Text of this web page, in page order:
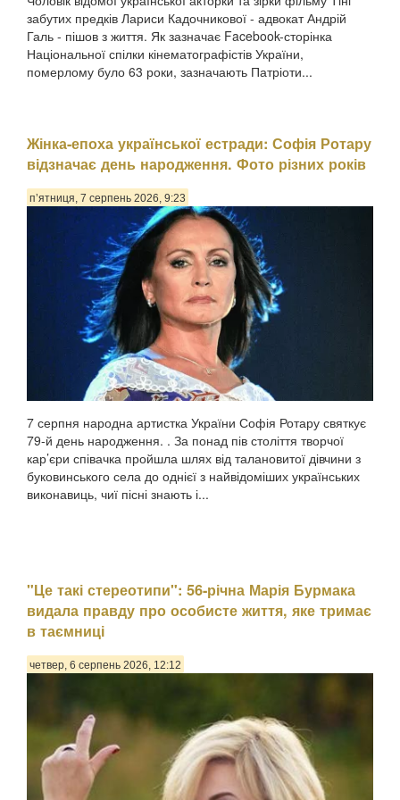
забутих предків Лариси Кадочникової - адвокат Андрій
Галь - пішов з життя. Як зазначає Facebook-сторінка
Національної спілки кінематографістів України,
померлому було 63 роки, зазначають Патріоти...
Жінка-епоха української естради: Софія Ротару
відзначає день народження. Фото різних років
п’ятниця, 7 серпень 2026, 9:23
7 серпня народна артистка України Софія Ротару святкує
79-й день народження. . За понад пів століття творчої
кар’єри співачка пройшла шлях від талановитої дівчини з
буковинського села до однієї з найвідоміших українських
виконавиць, чиї пісні знають і...
"Це такі стереотипи": 56-річна Марія Бурмака
видала правду про особисте життя, яке тримає
в таємниці
четвер, 6 серпень 2026, 12:12